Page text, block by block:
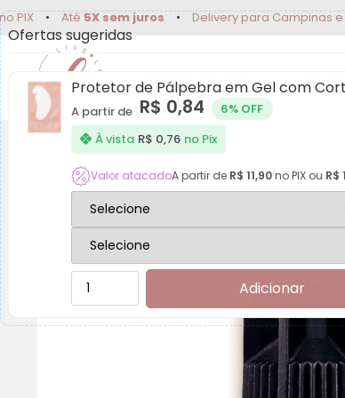
• Até5X sem juros • Delivery para Campinas e
Extensão de Cílios Lash
Cola Adesivo João da Beleza –
Ofertas sugeridas
Protetor de Pálpebra em Gel com
A partir de R$ 0,84 6% OFF
À vista R$ 0,76 no Pix
Valor atacadoA partir de R$ 11,90no PIX ou R$
Adicionar